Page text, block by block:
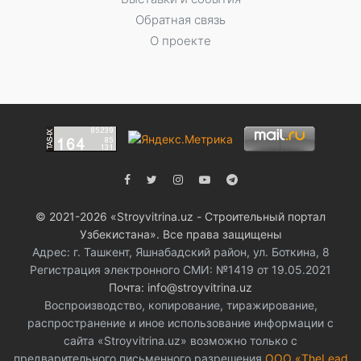
Обратная связь
О проекте
© 2021-2026 «Stroyvitrina.uz - Строительный портал
Узбекистана». Все права защищены
Адрес: г. Ташкент, Яшнабадский район, ул. Боткина, 8
Регистрация электронного СМИ: №1419 от 19.05.2021
Почта: info@stroyvitrina.uz
Воспроизводство, копирование, тиражирование,
распространение и иное использование информации с
сайта «Stroyvitrina.uz» возможно только с